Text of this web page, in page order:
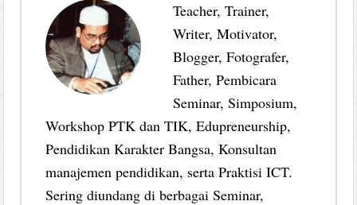
Teacher, Trainer,
Writer, Motivator,
Blogger, Fotografer,
Father, Pembicara
Seminar, Simposium,
Workshop PTK dan TIK, Edupreneurship,
Pendidikan Karakter Bangsa, Konsultan
manajemen pendidikan, serta Praktisi ICT.
Sering diundang di berbagai Seminar,